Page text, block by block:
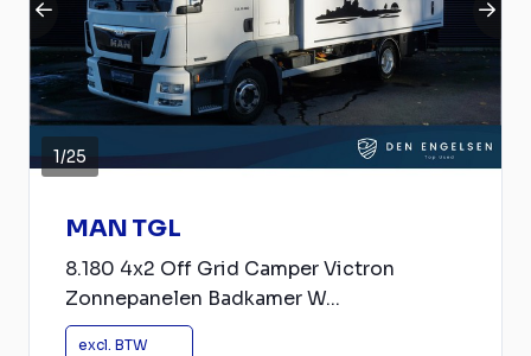
1/25
MAN TGL
8.180 4x2 Off Grid Camper Victron
Zonnepanelen Badkamer W...
excl. BTW